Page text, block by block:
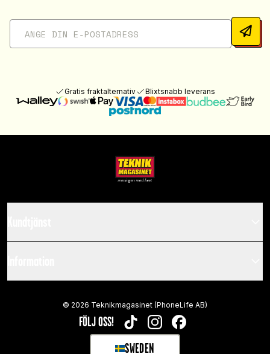
Gratis fraktalternativ Blixtsnabb leverans
FÖLJ OSS! TIKTOKINSTAGRAMFACEBOOK
SWEDEN
© 2026 Teknikmagasinet (PhoneLife AB)